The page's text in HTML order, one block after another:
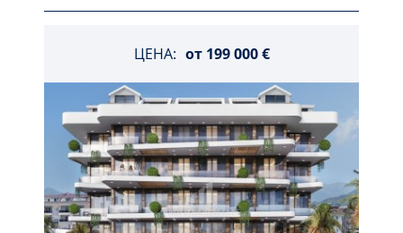
ЦЕНА: от 199 000 €